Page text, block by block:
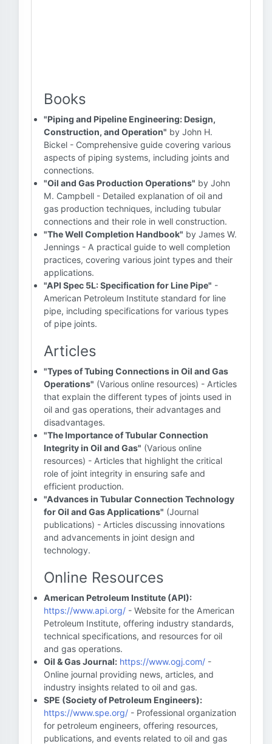
Books
"Piping and Pipeline Engineering: Design,
Construction, and Operation" by John H.
Bickel - Comprehensive guide covering various
aspects of piping systems, including joints and
connections.
"Oil and Gas Production Operations" by John
M. Campbell - Detailed explanation of oil and
gas production techniques, including tubular
connections and their role in well construction.
"The Well Completion Handbook" by James W.
Jennings - A practical guide to well completion
practices, covering various joint types and their
applications.
"API Spec 5L: Specification for Line Pipe" -
American Petroleum Institute standard for line
pipe, including specifications for various types
of pipe joints.
Articles
"Types of Tubing Connections in Oil and Gas
Operations" (Various online resources) - Articles
that explain the different types of joints used in
oil and gas operations, their advantages and
disadvantages.
"The Importance of Tubular Connection
Integrity in Oil and Gas" (Various online
resources) - Articles that highlight the critical
role of joint integrity in ensuring safe and
efficient production.
"Advances in Tubular Connection Technology
for Oil and Gas Applications" (Journal
publications) - Articles discussing innovations
and advancements in joint design and
technology.
Online Resources
American Petroleum Institute (API):
https://www.api.org/ - Website for the American
Petroleum Institute, offering industry standards,
technical specifications, and resources for oil
and gas operations.
Oil & Gas Journal: https://www.ogj.com/ -
Online journal providing news, articles, and
industry insights related to oil and gas.
SPE (Society of Petroleum Engineers):
https://www.spe.org/ - Professional organization
for petroleum engineers, offering resources,
publications, and events related to oil and gas